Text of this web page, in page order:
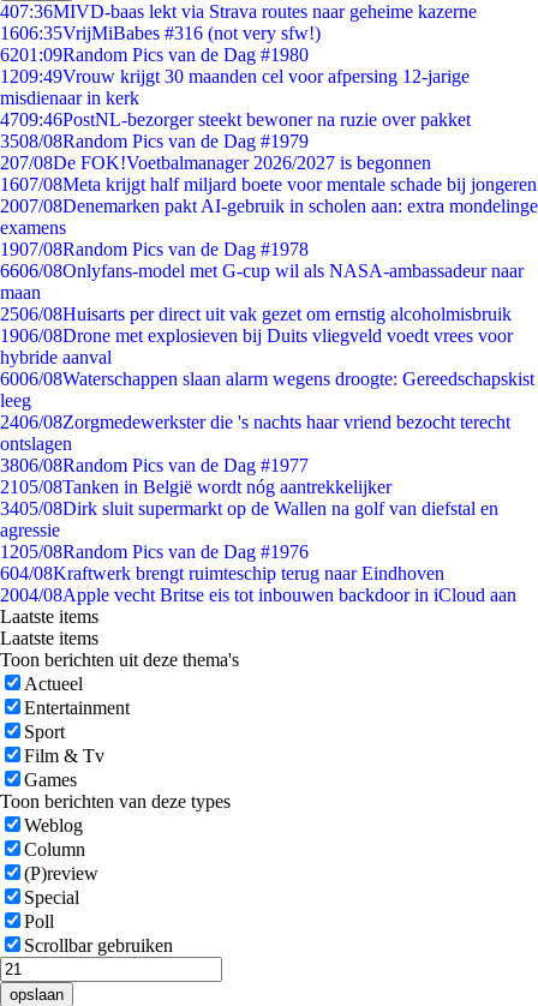
407:36MIVD-baas lekt via Strava routes naar geheime kazerne
1606:35VrijMiBabes #316 (not very sfw!)
6201:09Random Pics van de Dag #1980
1209:49Vrouw krijgt 30 maanden cel voor afpersing 12-jarige
misdienaar in kerk
4709:46PostNL-bezorger steekt bewoner na ruzie over pakket
3508/08Random Pics van de Dag #1979
207/08De FOK!Voetbalmanager 2026/2027 is begonnen
1607/08Meta krijgt half miljard boete voor mentale schade bij jongeren
2007/08Denemarken pakt AI-gebruik in scholen aan: extra mondelinge
examens
1907/08Random Pics van de Dag #1978
6606/08Onlyfans-model met G-cup wil als NASA-ambassadeur naar
maan
2506/08Huisarts per direct uit vak gezet om ernstig alcoholmisbruik
1906/08Drone met explosieven bij Duits vliegveld voedt vrees voor
hybride aanval
6006/08Waterschappen slaan alarm wegens droogte: Gereedschapskist
leeg
2406/08Zorgmedewerkster die 's nachts haar vriend bezocht terecht
ontslagen
3806/08Random Pics van de Dag #1977
2105/08Tanken in België wordt nóg aantrekkelijker
3405/08Dirk sluit supermarkt op de Wallen na golf van diefstal en
agressie
1205/08Random Pics van de Dag #1976
604/08Kraftwerk brengt ruimteschip terug naar Eindhoven
2004/08Apple vecht Britse eis tot inbouwen backdoor in iCloud aan
Laatste items
Laatste items
Toon berichten uit deze thema's
Actueel
Entertainment
Sport
Film & Tv
Games
Toon berichten van deze types
Weblog
Column
(P)review
Special
Poll
Scrollbar gebruiken
opslaan